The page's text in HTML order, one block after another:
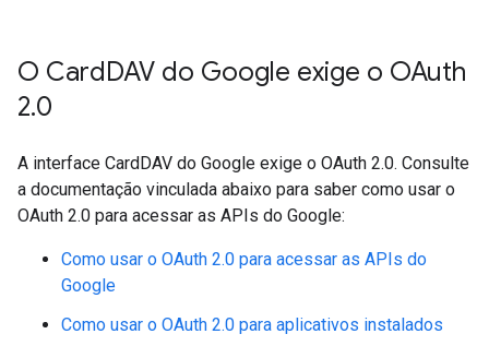
O CardDAV do Google exige o OAuth
2.0
A interface CardDAV do Google exige o OAuth 2.0. Consulte
a documentação vinculada abaixo para saber como usar o
OAuth 2.0 para acessar as APIs do Google:
Como usar o OAuth 2.0 para acessar as APIs do
Google
Como usar o OAuth 2.0 para aplicativos instalados